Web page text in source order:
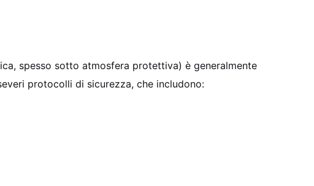
spesso sotto atmosfera protettiva) è generalmente
protocolli di sicurezza, che includono: